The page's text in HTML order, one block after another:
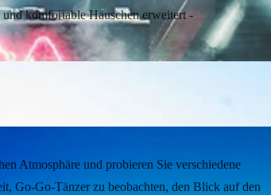
komfortable Häuschen erweitert -
Atmosphäre und probieren Sie verschiedene
Go-Go-Tänzer zu beobachten, den Blick auf den